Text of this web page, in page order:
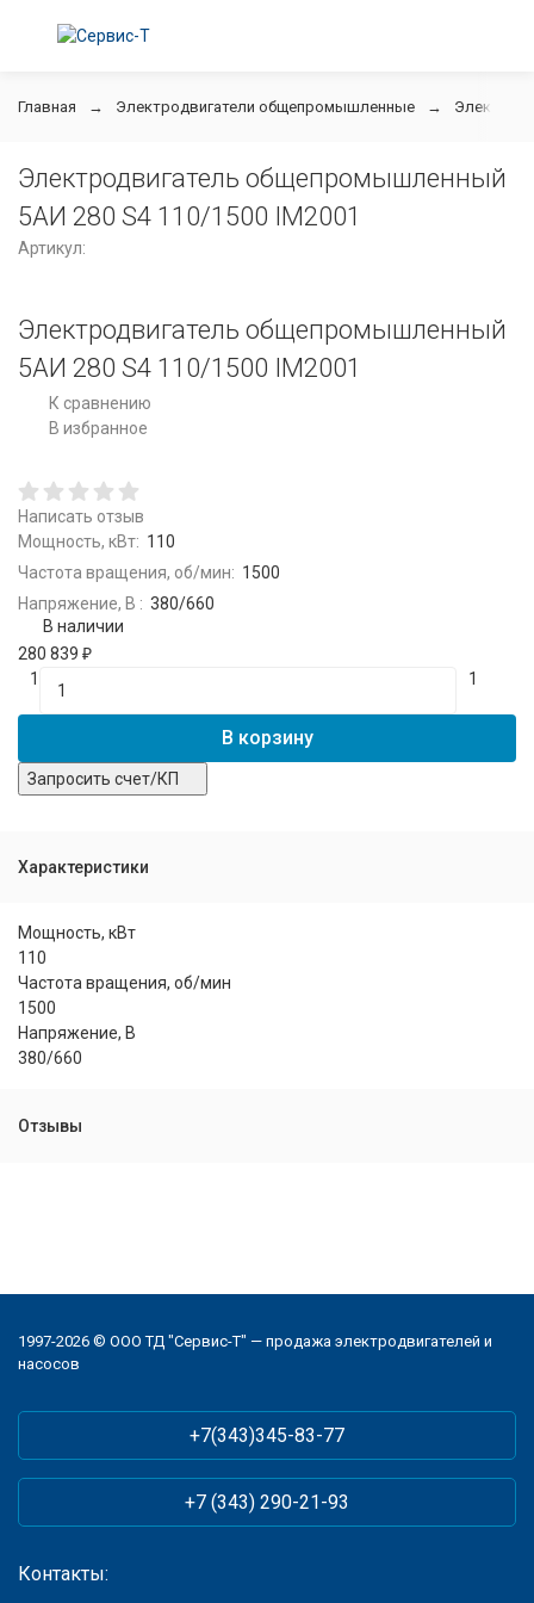
Главная Электродвигатели общепромышленные
Электродвигатель общепромышленный
5АИ 280 S4 110/1500 IM2001
Артикул:
Электродвигатель общепромышленный
5АИ 280 S4 110/1500 IM2001
К сравнению
В избранное
Написать отзыв
Мощность, кВт: 110
Частота вращения, об/мин: 1500
Напряжение, В : 380/660
В наличии
280 839 ₽
1
1
В корзину
Запросить счет/КП
Характеристики
Мощность, кВт
110
Частота вращения, об/мин
1500
Напряжение, В
380/660
Отзывы
1997-2026 © ООО ТД "Сервис-Т" — продажа электродвигателей и
насосов
+7(343)345-83-77
+7 (343) 290-21-93
Контакты: